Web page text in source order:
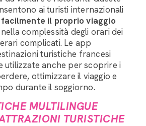
ai turisti internazionali
il proprio viaggio
complessità degli orari dei
complicati. Le app
turistiche francesi
utilizzate anche per scoprire i
ottimizzare il viaggio e
durante il soggiorno.
MULTILINGUE
TURISTICHE